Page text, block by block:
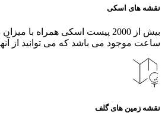
نقشه های اسکی
بیش از 2000 پیست اسکی همراه
ساعت موجود می باشد که می توانید از
نقشه زمین های گلف